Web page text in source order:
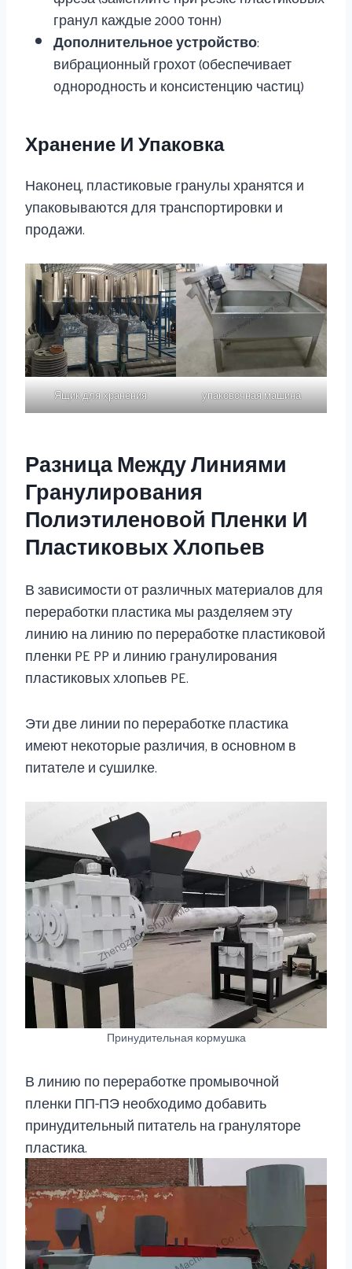
гранул каждые 2000 тонн)
Дополнительное устройство:
вибрационный грохот (обеспечивает
однородность и консистенцию частиц)
Хранение И Упаковка
Наконец, пластиковые гранулы хранятся и
упаковываются для транспортировки и
продажи.
Ящик для хранения упаковочная машина
Разница Между Линиями
Гранулирования
Полиэтиленовой Пленки И
Пластиковых Хлопьев
В зависимости от различных материалов для
переработки пластика мы разделяем эту
линию на линию по переработке пластиковой
пленки PE PP и линию гранулирования
пластиковых хлопьев PE.
Эти две линии по переработке пластика
имеют некоторые различия, в основном в
питателе и сушилке.
Принудительная кормушка
В линию по переработке промывочной
пленки ПП-ПЭ необходимо добавить
принудительный питатель на грануляторе
пластика.